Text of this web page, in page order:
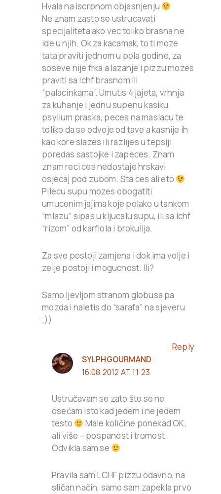
Hvala na iscrpnom objasnjenju
Ne znam zasto se ustrucavati
specijaliteta ako vec toliko brasna ne
ide u njih. Ok za kacamak, to ti moze
tata praviti jednom u pola godine, za
soseve nije frka a lazanje i pizzu mozes
praviti sa lchf brasnom ili
“palacinkama”. Umutis 4 jajeta, vrhnja
za kuhanje i jednu supenu kasiku
psylium praska, peces na maslacu te
toliko da se odvoje od tave a kasnije ih
kao kore slazes ili razlijes u tepsiji
poredas sastojke i zapeces. Znam
znam reci ces nedostaje hrskavi
osjecaj pod zubom. Sta ces ali eto
Pilecu supu mozes obogatiti
umucenim jajima koje polako u tankom
“mlazu” sipas u kljucalu supu, ili sa lchf
“rizom” od karfiola i brokulija.
Za sve postoji zamjena i dok ima volje i
zelje postoji i mogucnost. Ili?
Samo ljevljom stranom globusa pa
mozda i naletis do “sarafa” na sjeveru
;))
Reply
SYLPHGOURMAND
16.08.2012 AT 11:23
Ustručavam se zato što se ne
osećam isto kad jedem i ne jedem
testo
Male količine ponekad OK,
ali više – pospanost i tromost.
Odvikla sam se
Pravila sam LCHF pizzu odavno, na
sličan način, samo sam zapekla prvo